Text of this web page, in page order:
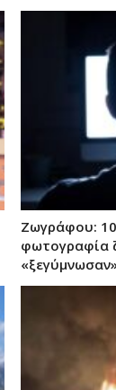
Ζωγράφου:
φωτογραφία